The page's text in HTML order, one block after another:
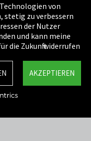
von
stetig zu verbessern
der Nutzer
und kann meine
die Zukunft widerrufen
AKZEPTIEREN